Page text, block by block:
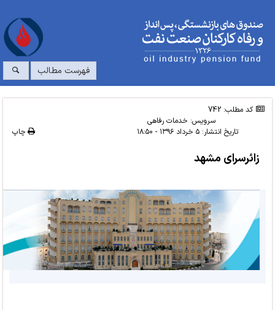
فهرست مطالب
کد مطلب: 742
سرویس: خدمات رفاهی
تاریخ انتشار:۵ خرداد ۱۳۹۶ - ۱۸:۵۰ چاپ
زائرسرای مشهد